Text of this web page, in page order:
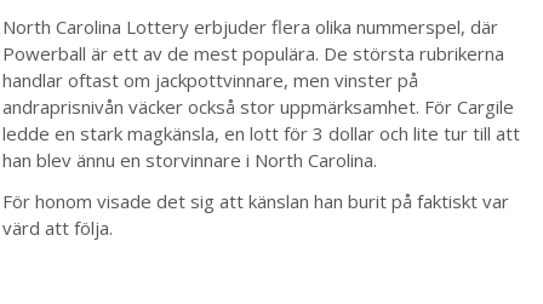
North Carolina Lottery erbjuder flera olika nummerspel, där
Powerball är ett av de mest populära. De största rubrikerna
handlar oftast om jackpottvinnare, men vinster på
andraprisnivån väcker också stor uppmärksamhet. För Cargile
ledde en stark magkänsla, en lott för 3 dollar och lite tur till att
han blev ännu en storvinnare i North Carolina.
För honom visade det sig att känslan han burit på faktiskt var
värd att följa.